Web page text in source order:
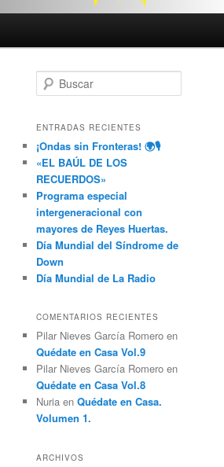
u
c
r
ENTRADAS RECIENTES
¡Ondas sin Fronteras! 🌍🎙️
«EL BAÚL DE LOS
RECUERDOS»
Programa especial
intergeneracional con
mayores de Reyes Huertas.
Día Mundial del Síndrome de
Down
Día Mundial de La Radio
COMENTARIOS RECIENTES
Pilar Nieves García Romero en
Quédate en Casa Vol.9
Pilar Nieves García Romero en
Quédate en Casa Vol.8
Nuria en Quédate en Casa.
Volumen 1.
ARCHIVOS